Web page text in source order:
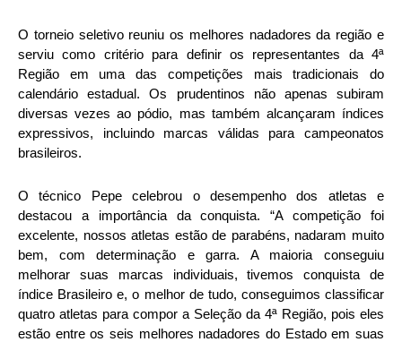
O torneio seletivo reuniu os melhores nadadores da região e
serviu como critério para definir os representantes da 4ª
Região em uma das competições mais tradicionais do
calendário estadual. Os prudentinos não apenas subiram
diversas vezes ao pódio, mas também alcançaram índices
expressivos, incluindo marcas válidas para campeonatos
brasileiros.
O técnico Pepe celebrou o desempenho dos atletas e
destacou a importância da conquista. “A competição foi
excelente, nossos atletas estão de parabéns, nadaram muito
bem, com determinação e garra. A maioria conseguiu
melhorar suas marcas individuais, tivemos conquista de
índice Brasileiro e, o melhor de tudo, conseguimos classificar
quatro atletas para compor a Seleção da 4ª Região, pois eles
estão entre os seis melhores nadadores do Estado em suas